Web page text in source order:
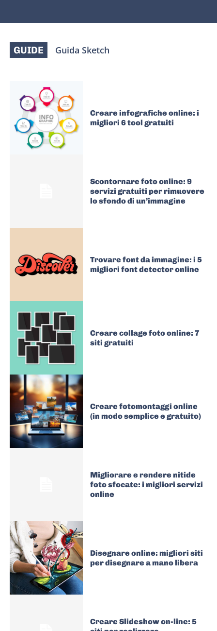
GUIDE Guida Sketch
Creare infografiche online: i
migliori 6 tool gratuiti
Scontornare foto online: 9
servizi gratuiti per rimuovere
lo sfondo di un’immagine
Trovare font da immagine: i 5
migliori font detector online
Creare collage foto online: 7
siti gratuiti
Creare fotomontaggi online
(in modo semplice e gratuito)
Migliorare e rendere nitide
foto sfocate: i migliori servizi
online
Disegnare online: migliori siti
per disegnare a mano libera
Creare Slideshow on-line: 5